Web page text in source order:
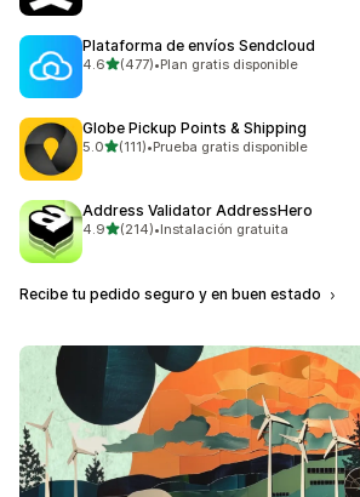
Plataforma de envíos Sendcloud
4.6de 5 estrellas
(477)
477 reseñas en total
•Plan gratis disponible
Globe Pickup Points & Shipping
5.0de 5 estrellas
(111)
111 reseñas en total
•Prueba gratis disponible
Address Validator AddressHero
4.9de 5 estrellas
(214)
214 reseñas en total
•Instalación gratuita
Recibe tu pedido seguro y en buen estado